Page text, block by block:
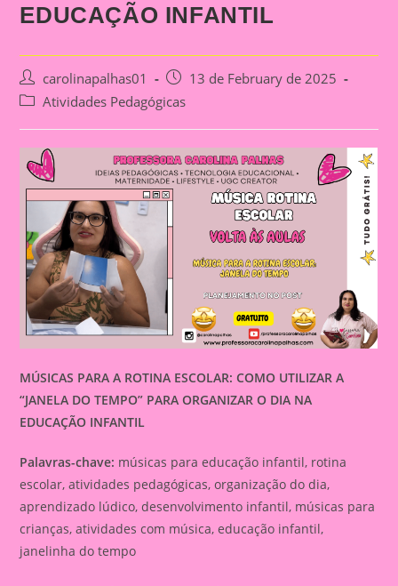
EDUCAÇÃO INFANTIL
Post
author:
carolinapalhas01
Post
published:
13 de February de 2025
PostAtividades Pedagógicas
MÚSICAS PARA A ROTINA ESCOLAR: COMO UTILIZAR A
“JANELA DO TEMPO” PARA ORGANIZAR O DIA NA
EDUCAÇÃO INFANTIL
Palavras-chave: músicas para educação infantil, rotina
escolar, atividades pedagógicas, organização do dia,
aprendizado lúdico, desenvolvimento infantil, músicas para
crianças, atividades com música, educação infantil,
janelinha do tempo